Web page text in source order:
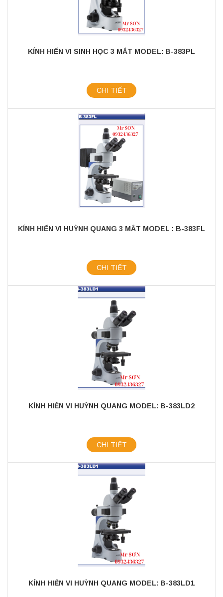
KÍNH HIỂN VI SINH HỌC 3 MẮT MODEL: B-383PL
CHI TIẾT
KÍNH HIỂN VI HUỲNH QUANG 3 MẮT MODEL : B-383FL
CHI TIẾT
KÍNH HIỂN VI HUỲNH QUANG MODEL: B-383LD2
CHI TIẾT
KÍNH HIỂN VI HUỲNH QUANG MODEL: B-383LD1